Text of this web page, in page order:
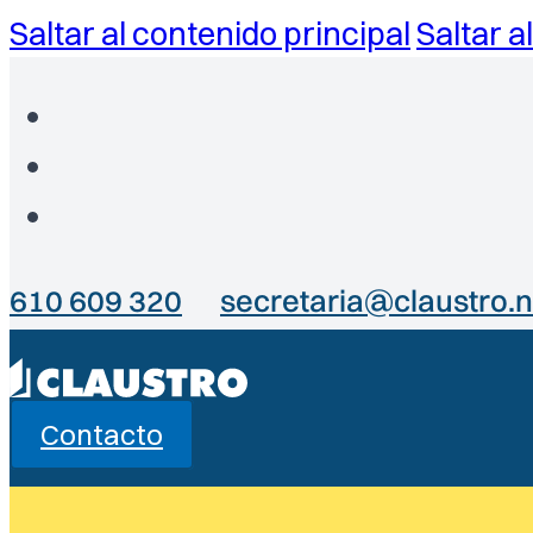
Saltar al contenido principalSaltar
610 609 320
Contacto